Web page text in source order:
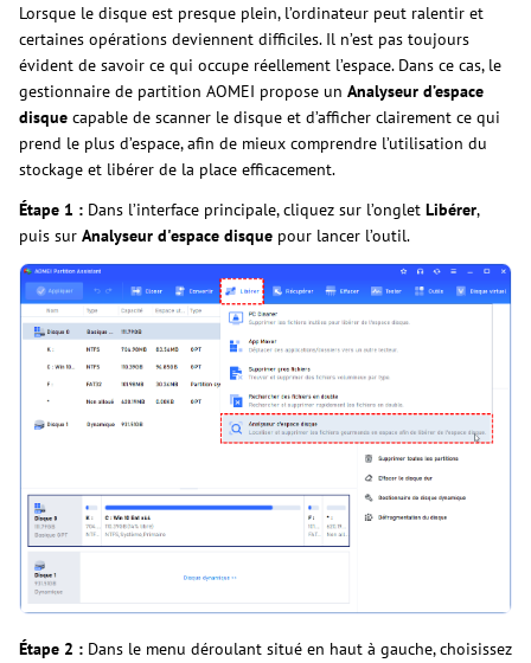
Lorsque le disque est presque plein, l’ordinateur peut ralentir et
certaines opérations deviennent difficiles. Il n’est pas toujours
évident de savoir ce qui occupe réellement l’espace. Dans ce cas, le
gestionnaire de partition AOMEI propose un Analyseur d’espace
disque capable de scanner le disque et d’afficher clairement ce qui
prend le plus d’espace, afin de mieux comprendre l’utilisation du
stockage et libérer de la place efficacement.
Étape 1 : Dans l’interface principale, cliquez sur l’onglet Libérer,
puis sur Analyseur d'espace disque pour lancer l’outil.
Étape 2 : Dans le menu déroulant situé en haut à gauche, choisissez